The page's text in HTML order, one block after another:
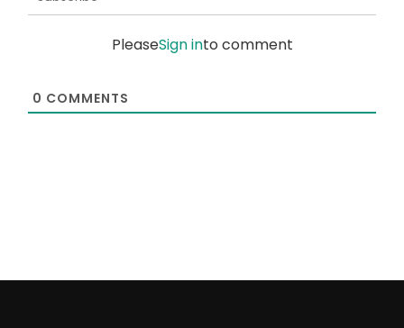
PleaseSign into comment
0 COMMENTS